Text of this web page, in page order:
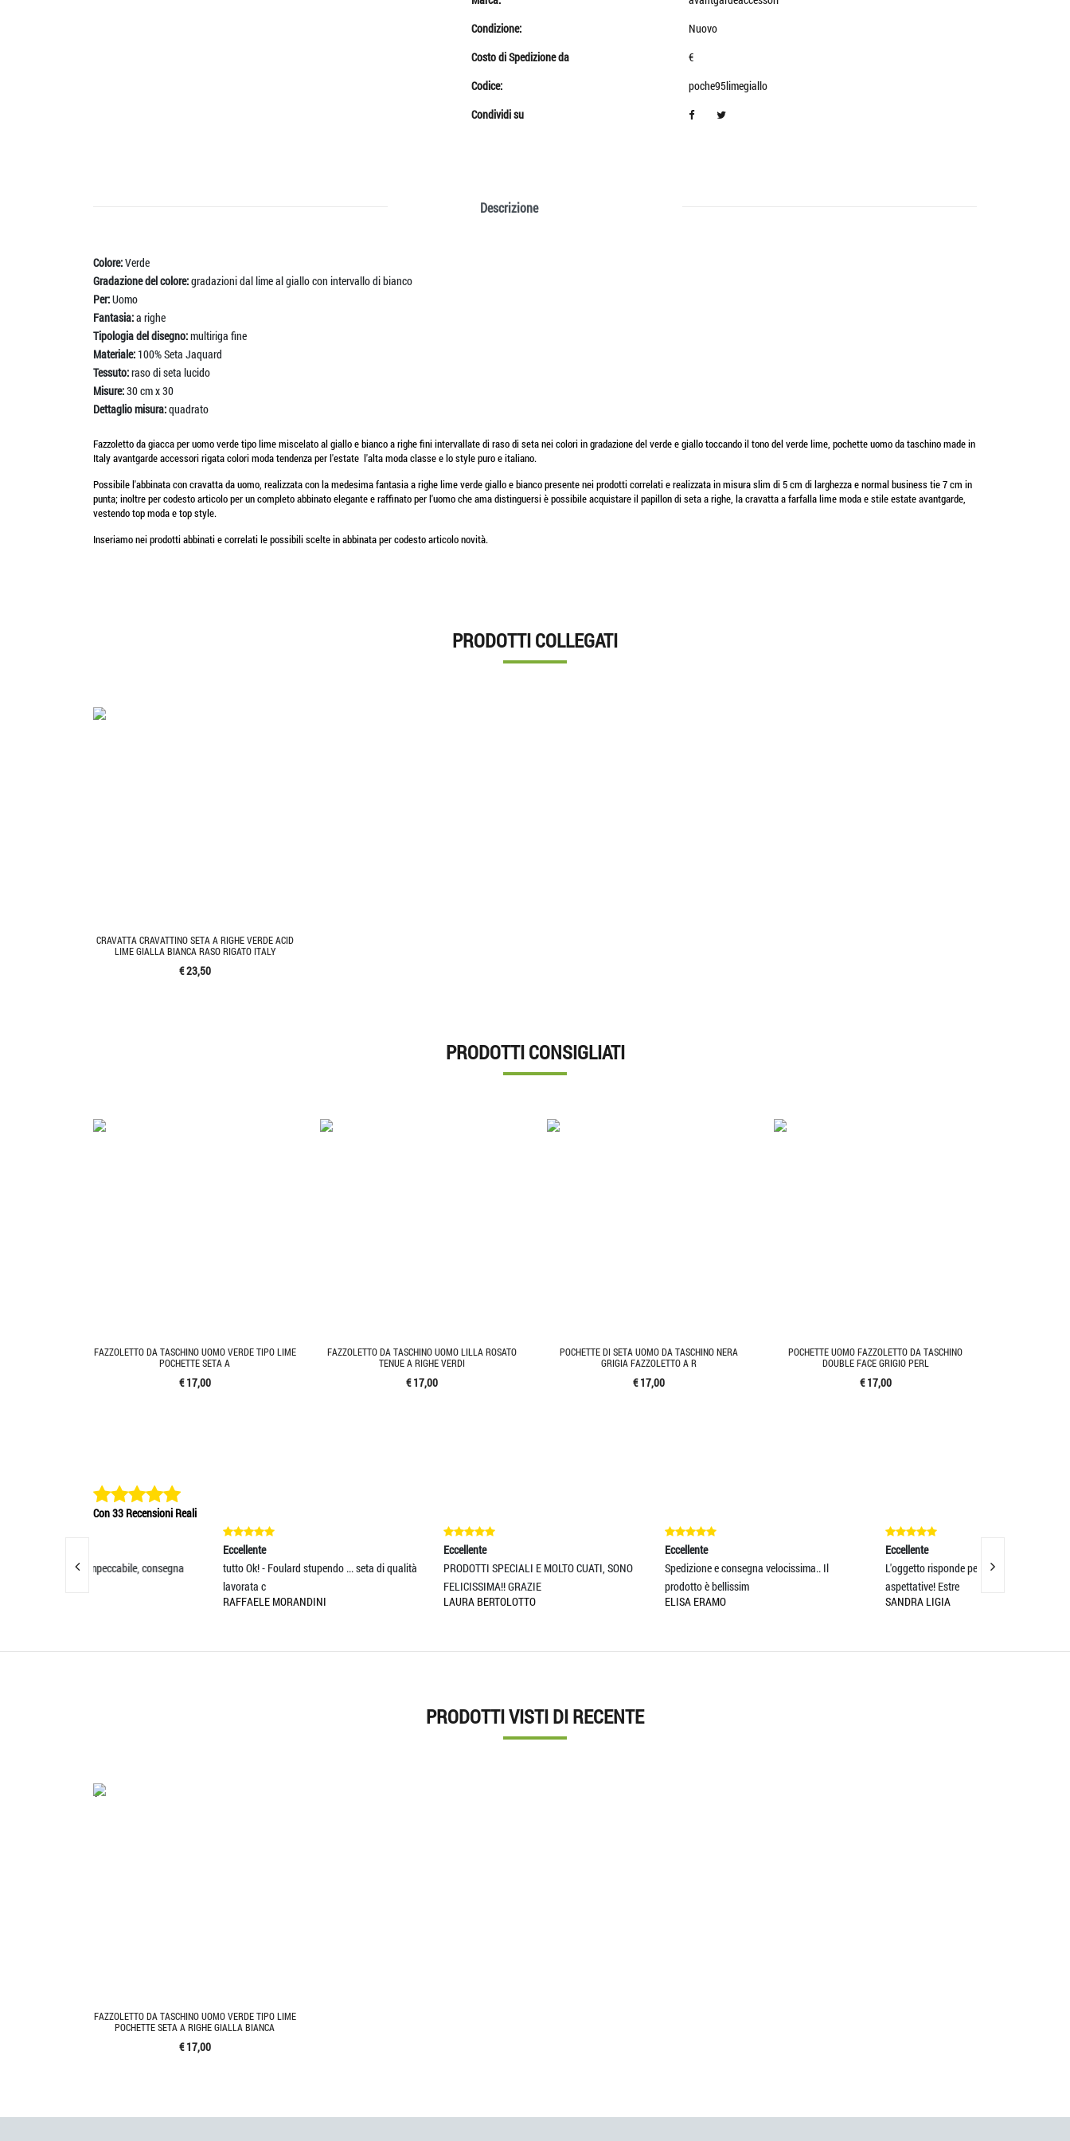
Condizione:
Nuovo
Costo di Spedizione da
€
Codice:
poche95limegiallo
Condividi su
Descrizione
Colore:Verde
Gradazione del colore:gradazioni dal lime al giallo con intervallo di bianco
Per:Uomo
Fantasia:a righe
Tipologia del disegno:multiriga fine
Materiale: 100% Seta Jaquard
Tessuto:raso di seta lucido
Misure:30 cm x 30
Dettaglio misura:quadrato
Fazzoletto da giacca per uomo verde tipo lime miscelato al giallo e bianco a righe fini intervallate di raso di seta nei colori in gradazione del verde e giallo toccando il tono del verde lime, pochette uomo da taschino made in
Italy avantgarde accessori rigata colori moda tendenza per l'estate l'alta moda classe e lo style puro e italiano.
Possibile l'abbinata con cravatta da uomo, realizzata con la medesima fantasia a righe lime verde giallo e bianco presente nei prodotti correlati e realizzata in misura slim di 5 cm di larghezza e normal business tie 7 cm in
punta; inoltre per codesto articolo per un completo abbinato elegante e raffinato per l'uomo che ama distinguersi è possibile acquistare il papillon di seta a righe, la cravatta a farfalla lime moda e stile estate avantgarde,
vestendo top moda e top style.
Inseriamo nei prodotti abbinati e correlati le possibili scelte in abbinata per codesto articolo novità.
PRODOTTI COLLEGATI
CRAVATTA CRAVATTINO SETA A RIGHE VERDE ACID
LIME GIALLA BIANCA RASO RIGATO ITALY
€ 23,50
PRODOTTI CONSIGLIATI
FAZZOLETTO DA TASCHINO UOMO VERDE TIPO LIME
POCHETTE SETA A
€ 17,00
FAZZOLETTO DA TASCHINO UOMO LILLA ROSATO
TENUE A RIGHE VERDI
€ 17,00
POCHETTE DI SETA UOMO DA TASCHINO NERA
GRIGIA FAZZOLETTO A R
€ 17,00
POCHETTE UOMO FAZZOLETTO DA TASCHINO
DOUBLE FACE GRIGIO PERL
€ 17,00
Con 33 Recensioni Reali
tutto Ok! - Foulard stupendo ... seta di qualità
PRODOTTI SPECIALI E MOLTO CUATI, SONO
Spedizione e consegna velocissima.. Il
L'oggetto risponde perfettamente alle
Servizio
PRODOTTI VISTI DI RECENTE
'.'
FAZZOLETTO DA TASCHINO UOMO VERDE TIPO LIME
POCHETTE SETA A RIGHE GIALLA BIANCA
€ 17,00